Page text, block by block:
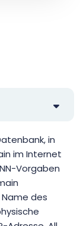
in
im Internet
Vorgaben
des